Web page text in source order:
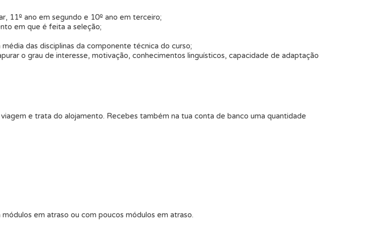
11º ano em segundo e 10º ano em terceiro;
em que é feita a seleção;
das disciplinas da componente técnica do curso;
o grau de interesse, motivação, conhecimentos linguísticos, capacidade de adaptação
e trata do alojamento. Recebes também na tua conta de banco uma quantidade
em atraso ou com poucos módulos em atraso.